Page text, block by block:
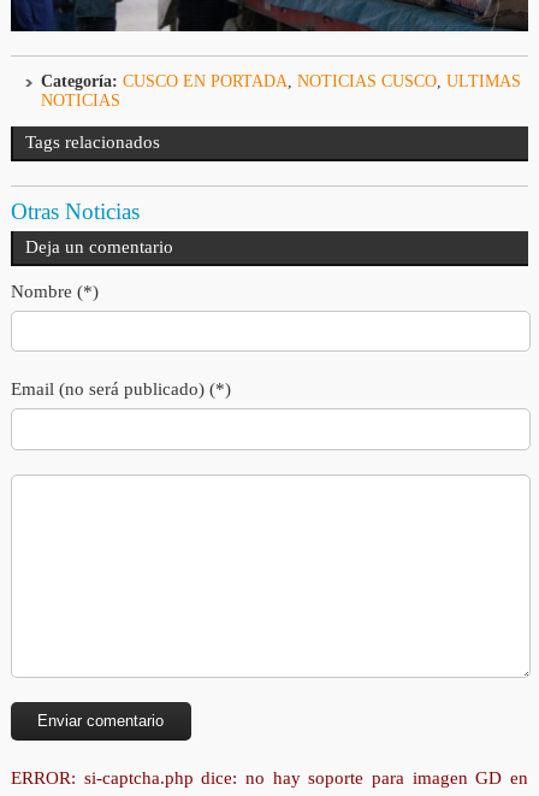
Categoría: CUSCO EN PORTADA, NOTICIAS CUSCO, ULTIMAS
NOTICIAS
Tags relacionados
Otras Noticias
Deja un comentario
Nombre (*)
Email (no será publicado) (*)
ERROR: si-captcha.php dice: no hay soporte para imagen GD en